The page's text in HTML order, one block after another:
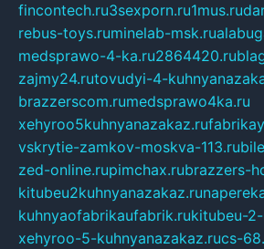
fincontech.ru3sexporn.ru1mus.ru
rebus-toys.ruminelab-msk.ru
medsprawo-4-ka.ru2864420.ru
zajmy24.rutovudyi-4-
brazzerscom.rumedsprawo4ka.ru
xehyroo5kuhnyanazakaz.ru
vskrytie-zamkov-moskva-113.ru
zed-online.rupimchax.rubrazzers-
kitubeu2kuhnyanazakaz.ru
kuhnyaofabrikaufabrik.rukitubeu-
xehyroo-5-kuhnyanazakaz.rucs-